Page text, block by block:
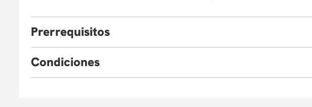
Prerrequisitos
Arquitectura y diseño de software.
Conocimiento de conceptos básicos de pruebas.
Condiciones